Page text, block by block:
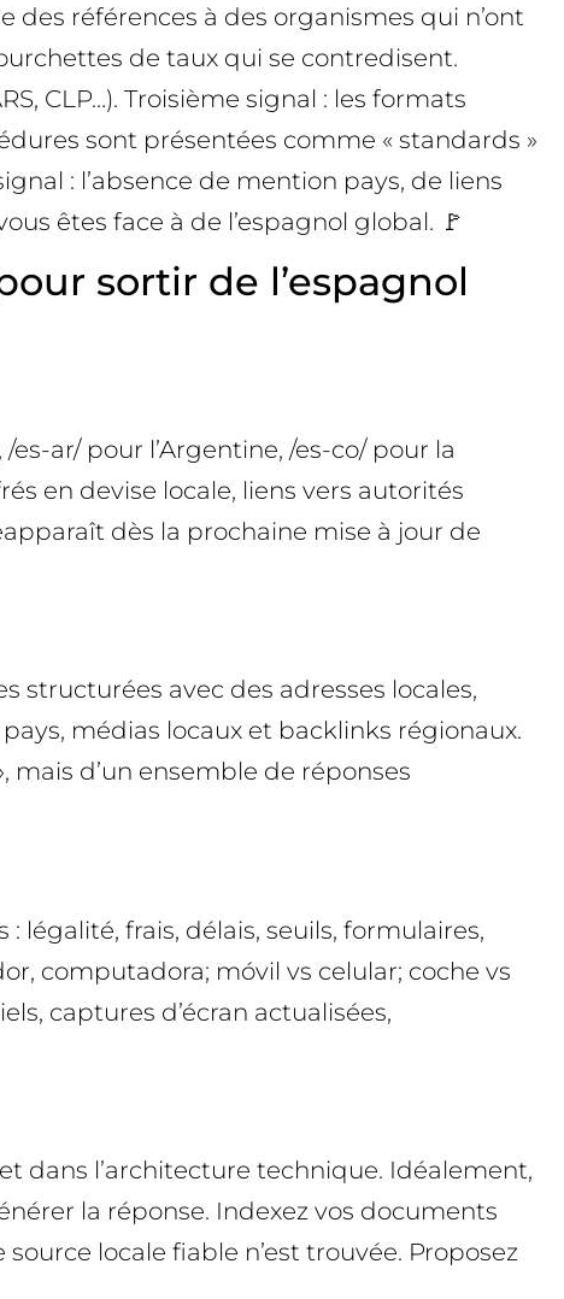
des références à des organismes qui n’ont
de taux qui se contredisent.
CLP…). Troisième signal : les formats
sont présentées comme « standards »
: l’absence de mention pays, de liens
êtes face à de l’espagnol global. 🚩
sortir de l’espagnol
ar/ pour l’Argentine, /es-co/ pour la
en devise locale, liens vers autorités
dès la prochaine mise à jour de
structurées avec des adresses locales,
médias locaux et backlinks régionaux.
mais d’un ensemble de réponses
légalité, frais, délais, seuils, formulaires,
computadora; móvil vs celular; coche vs
captures d’écran actualisées,
dans l’architecture technique. Idéalement,
la réponse. Indexez vos documents
locale fiable n’est trouvée. Proposez